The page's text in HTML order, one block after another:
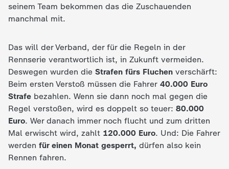
n
d
seinem Team bekommen das die Zuschauenden
manchmal mit.
Das will der Verband, der für die Regeln in der
Rennserie verantwortlich ist, in Zukunft vermeiden.
Deswegen wurden die Strafen fürs Fluchen verschärft:
Beim ersten Verstoß müssen die Fahrer 40.000 Euro
Strafe bezahlen. Wenn sie dann noch mal gegen die
Regel verstoßen, wird es doppelt so teuer: 80.000
Euro. Wer danach immer noch flucht und zum dritten
Mal erwischt wird, zahlt 120.000 Euro. Und: Die Fahrer
werden für einen Monat gesperrt, dürfen also kein
Rennen fahren.